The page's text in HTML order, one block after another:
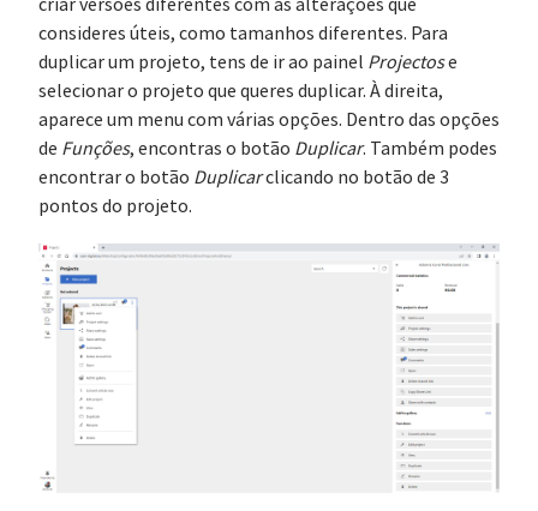
criar versões diferentes com as alterações que
consideres úteis, como tamanhos diferentes. Para
duplicar um projeto, tens de ir ao painel Projectose
selecionar o projeto que queres duplicar. À direita,
aparece um menu com várias opções. Dentro das opções
de Funções, encontras o botão Duplicar. Também podes
encontrar o botão Duplicarclicando no botão de 3
pontos do projeto.